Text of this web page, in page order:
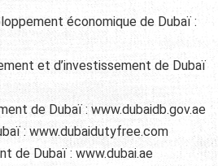
économique de Dubaï :
et d’investissement de Dubaï
de Dubaï : www.dubaidb.gov.ae
: www.dubaidutyfree.com
de Dubaï : www.dubai.ae